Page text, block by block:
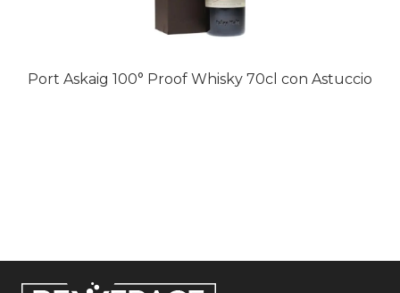
Port Askaig 100° Proof Whisky 70cl con Astuccio